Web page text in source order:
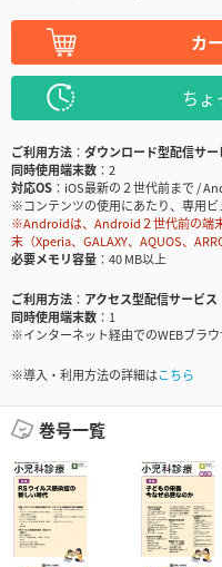
カ
ちょ
ご利用方法
ダウンロード型配信サー
同時使用端末数
2
対応OS
iOS最新の２世代前まで /
※コンテンツの使用にあたり、専用
※Androidは、Android２世代前の端
末（Xperia、GALAXY、AQUOS、
必要メモリ容量
40 MB以上
ご利用方法
アクセス型配信サービス
同時使用端末数
1
※インターネット経由でのWEBブラ
※導入・利用方法の詳細はこちら
巻号一覧